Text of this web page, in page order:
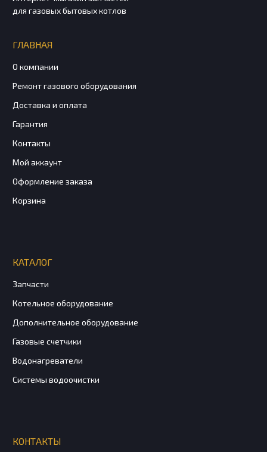
для газовых бытовых котлов
ГЛАВНАЯ
О компании
Ремонт газового оборудования
Доставка и оплата
Гарантия
Контакты
Мой аккаунт
Оформление заказа
Корзина
КАТАЛОГ
Запчасти
Котельное оборудование
Дополнительное оборудование
Газовые счетчики
Водонагреватели
Системы водоочистки
КОНТАКТЫ